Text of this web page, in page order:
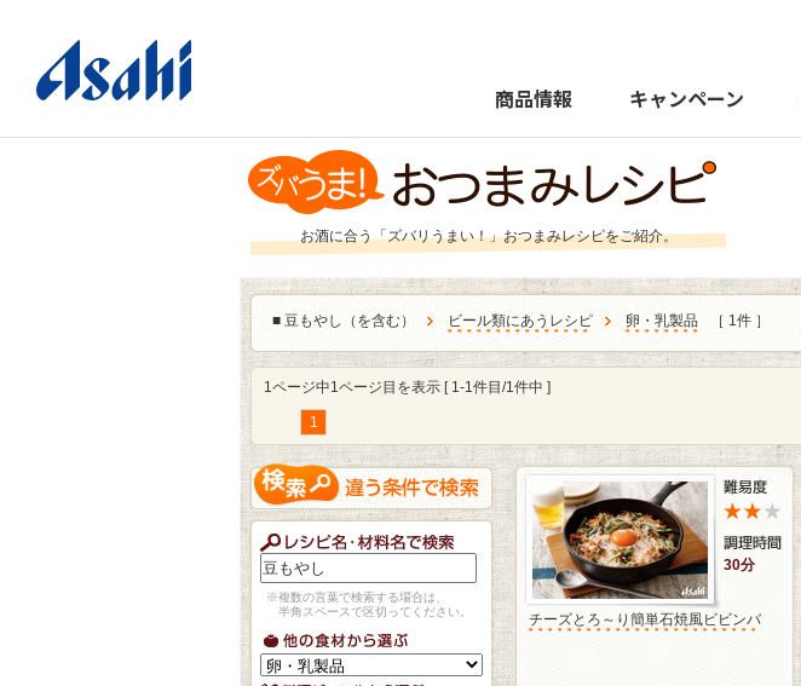
商品情報 キャンペーン
お酒に合う「ズバリうまい！」おつまみレシピをご紹介。
■ 豆もやし（を含む） ビール類にあうレシピ 卵・乳製品 ［ 1件 ］
1ページ中1ページ目を表示 [ 1-1件目/1件中 ]
1
※複数の言葉で検索する場合は、
半角スペースで区切ってください。
30分
チーズとろ～り簡単石焼風ビビンバ